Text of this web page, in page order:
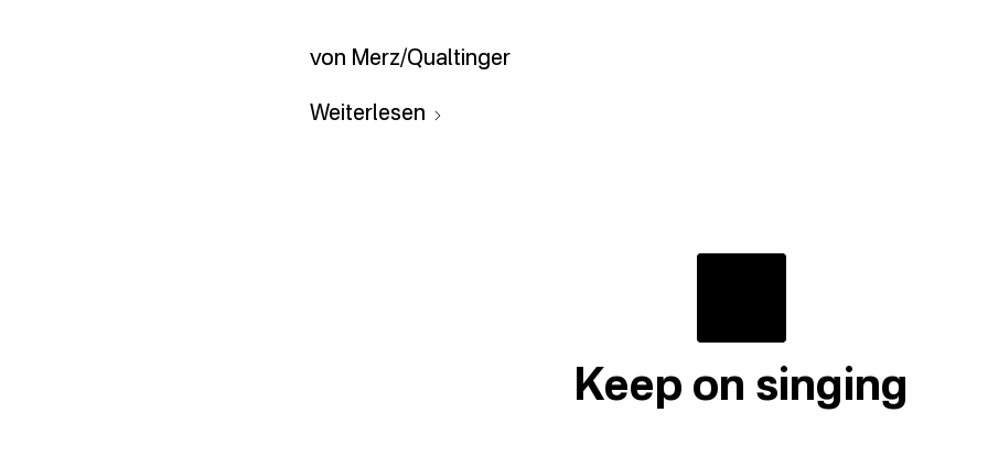
von Merz/Qualtinger
Weiterlesen
Keep on singing